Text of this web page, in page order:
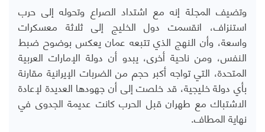
وتضيف المجلة إنه مع اشتداد الصراع وتحوله إلى حرب
استنزاف، انقسمت دول الخليج إلى ثلاثة معسكرات
واسعة، وأن النهج الذي تتبعه عمان يعكس بوضوح ضبط
النفس، ومن ناحية أخرى، يبدو أن دولة الإمارات العربية
المتحدة، التي تواجه أكبر حجم من الضربات الإيرانية مقارنة
بأي دولة خليجية، قد خلصت إلى أن جهودها العديدة لإعادة
الاشتباك مع طهران قبل الحرب كانت عديمة الجدوى في
نهاية المطاف.